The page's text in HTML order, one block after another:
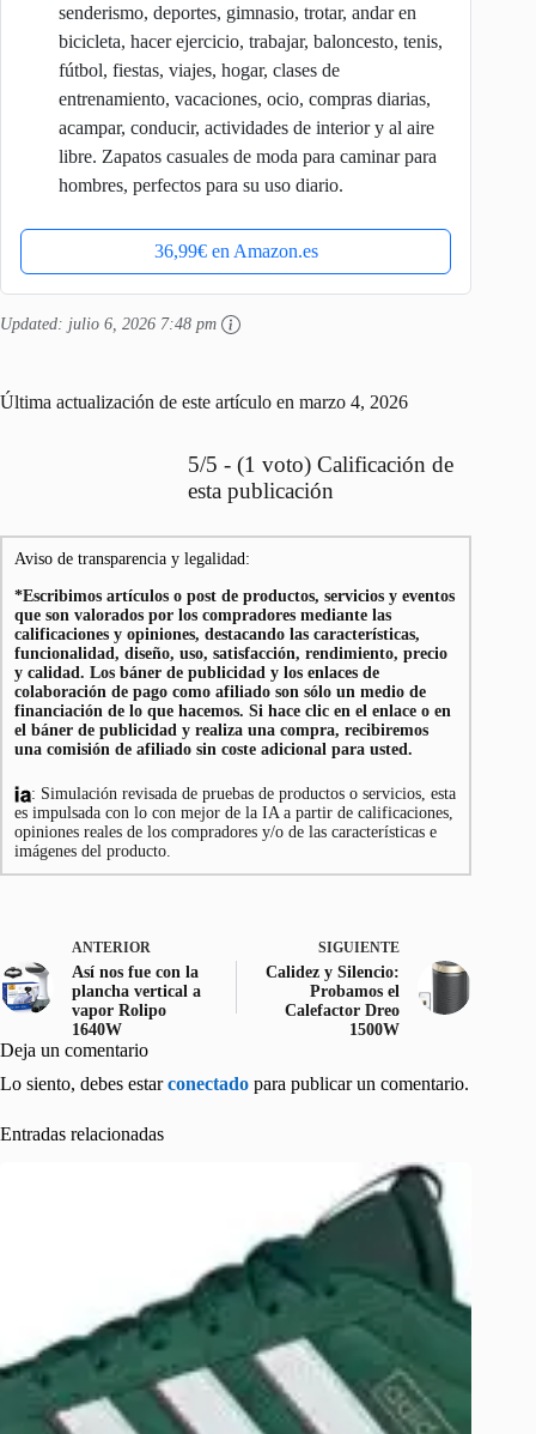
senderismo, deportes, gimnasio, trotar, andar en
bicicleta, hacer ejercicio, trabajar, baloncesto, tenis,
fútbol, ​​fiestas, viajes, hogar, clases de
entrenamiento, vacaciones, ocio, compras diarias,
acampar, conducir, actividades de interior y al aire
libre. Zapatos casuales de moda para caminar para
hombres, perfectos para su uso diario.
36,99€ en Amazon.es
Updated: julio 6, 2026 7:48 pm
Última actualización de este artículo en marzo 4, 2026
5/5 - (1 voto) Calificación de
esta publicación
Aviso de transparencia y legalidad:
*Escribimos artículos o post de productos, servicios y eventos
que son valorados por los compradores mediante las
calificaciones y opiniones, destacando las características,
funcionalidad, diseño, uso, satisfacción, rendimiento, precio
y calidad. Los báner de publicidad y los enlaces de
colaboración de pago como afiliado son sólo un medio de
financiación de lo que hacemos. Si hace clic en el enlace o en
el báner de publicidad y realiza una compra, recibiremos
una comisión de afiliado sin coste adicional para usted.
: Simulación revisada de pruebas de productos o servicios, esta
es impulsada con lo con mejor de la IA a partir de calificaciones,
opiniones reales de los compradores y/o de las características e
imágenes del producto.
ANTERIOR
Así nos fue con la
plancha vertical a
vapor Rolipo
1640W
SIGUIENTE
Calidez y Silencio:
Probamos el
Calefactor Dreo
1500W
Deja un comentario
Lo siento, debes estarconectado para publicar un comentario.
Entradas relacionadas